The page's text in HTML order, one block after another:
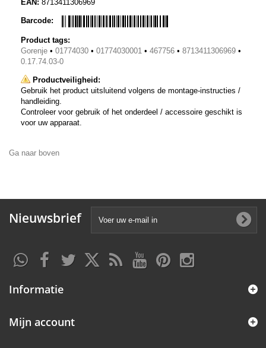
EAN: 8713411306969
Barcode:
Product tags:
Gorenje • 01774030 • 01774030001 • 467756 • 8713411306969 •
0.17.74.03-0
Productveiligheid:
Gebruik het product uitsluitend volgens de montage-instructies /
handleiding.
Controleer voor gebruik of het onderdeel / accessoire geschikt is
voor uw apparaat.
Ga naar boven
Nieuwsbrief
Informatie
Mijn account